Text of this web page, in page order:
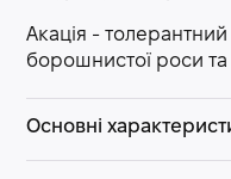
Акація -
борошнистої роси та
Основні